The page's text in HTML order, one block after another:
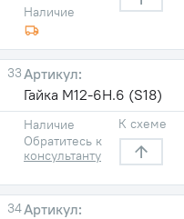
Наличие
33
Гайка М12-6Н.6 (S18)
Наличие
Обратитесь к
консультанту
К схеме
34